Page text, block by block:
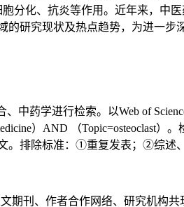
分化、抗炎等作用。近年来，中
研究现状及热点趋势，为进一步
中药学进行检索。以Web of
）AND （Topic=osteoclast）
。排除标准：①重复发表；②综述
期刊、作者合作网络、研究机构